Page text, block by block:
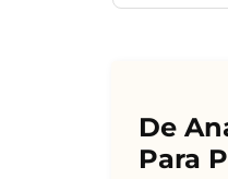
De
Para